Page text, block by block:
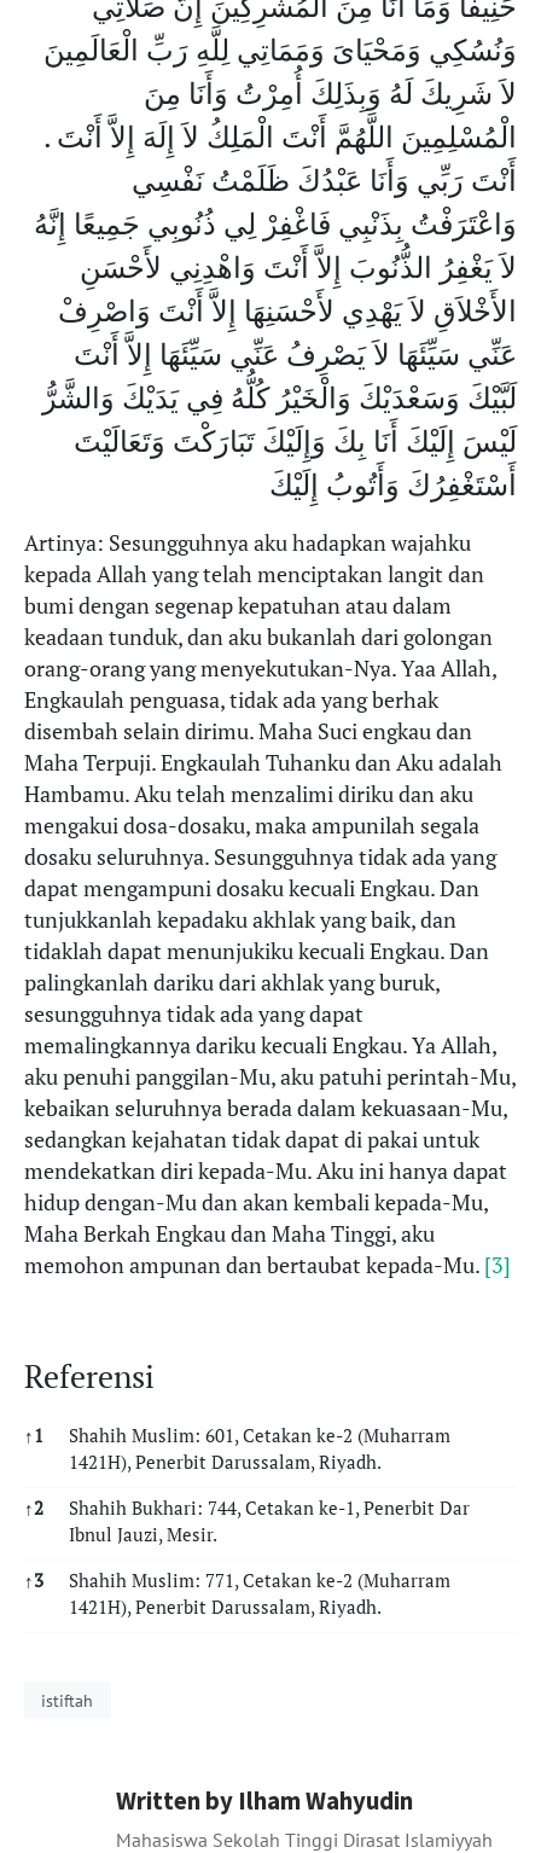
وَنُسُكِي وَمَحْيَاىَ وَمَمَاتِي لِلَّهِ رَبِّ الْعَالَمِينَ
لاَ شَرِيكَ لَهُ وَبِذَلِكَ أُمِرْتُ وَأَنَا مِنَ
الْمُسْلِمِينَ اللَّهُمَّ أَنْتَ الْمَلِكُ لاَ إِلَهَ إِلاَّ أَنْتَ ‏.‏
أَنْتَ رَبِّي وَأَنَا عَبْدُكَ ظَلَمْتُ نَفْسِي
وَاعْتَرَفْتُ بِذَنْبِي فَاغْفِرْ لِي ذُنُوبِي جَمِيعًا إِنَّهُ
لاَ يَغْفِرُ الذُّنُوبَ إِلاَّ أَنْتَ وَاهْدِنِي لأَحْسَنِ
الأَخْلاَقِ لاَ يَهْدِي لأَحْسَنِهَا إِلاَّ أَنْتَ وَاصْرِفْ
عَنِّي سَيِّئَهَا لاَ يَصْرِفُ عَنِّي سَيِّئَهَا إِلاَّ أَنْتَ
لَبَّيْكَ وَسَعْدَيْكَ وَالْخَيْرُ كُلُّهُ فِي يَدَيْكَ وَالشَّرُّ
لَيْسَ إِلَيْكَ أَنَا بِكَ وَإِلَيْكَ تَبَارَكْتَ وَتَعَالَيْتَ
أَسْتَغْفِرُكَ وَأَتُوبُ إِلَيْكَ
Artinya: Sesungguhnya aku hadapkan wajahku
kepada Allah yang telah menciptakan langit dan
bumi dengan segenap kepatuhan atau dalam
keadaan tunduk, dan aku bukanlah dari golongan
orang-orang yang menyekutukan-Nya. Yaa Allah,
Engkaulah penguasa, tidak ada yang berhak
disembah selain dirimu. Maha Suci engkau dan
Maha Terpuji. Engkaulah Tuhanku dan Aku adalah
Hambamu. Aku telah menzalimi diriku dan aku
mengakui dosa-dosaku, maka ampunilah segala
dosaku seluruhnya. Sesungguhnya tidak ada yang
dapat mengampuni dosaku kecuali Engkau. Dan
tunjukkanlah kepadaku akhlak yang baik, dan
tidaklah dapat menunjukiku kecuali Engkau. Dan
palingkanlah dariku dari akhlak yang buruk,
sesungguhnya tidak ada yang dapat
memalingkannya dariku kecuali Engkau. Ya Allah,
aku penuhi panggilan-Mu, aku patuhi perintah-Mu,
kebaikan seluruhnya berada dalam kekuasaan-Mu,
sedangkan kejahatan tidak dapat di pakai untuk
mendekatkan diri kepada-Mu. Aku ini hanya dapat
hidup dengan-Mu dan akan kembali kepada-Mu,
Maha Berkah Engkau dan Maha Tinggi, aku
memohon ampunan dan bertaubat kepada-Mu. [3]
Referensi
↑1
Shahih Muslim: 601, Cetakan ke-2 (Muharram
1421H), Penerbit Darussalam, Riyadh.
↑2
Shahih Bukhari: 744, Cetakan ke-1, Penerbit Dar
Ibnul Jauzi, Mesir.
↑3
Shahih Muslim: 771, Cetakan ke-2 (Muharram
1421H), Penerbit Darussalam, Riyadh.
istiftah
Written by Ilham Wahyudin
Mahasiswa Sekolah Tinggi Dirasat Islamiyyah